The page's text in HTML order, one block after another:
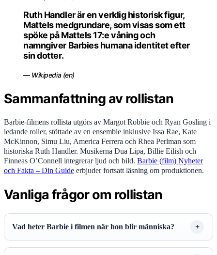
Ruth Handler är en verklig historisk figur,
Mattels medgrundare, som visas som ett
spöke på Mattels 17:e våning och
namngiver Barbies humana identitet efter
sin dotter.
— Wikipedia (en)
Sammanfattning av rollistan
Barbie-filmens rollista utgörs av Margot Robbie och Ryan Gosling i
ledande roller, stöttade av en ensemble inklusive Issa Rae, Kate
McKinnon, Simu Liu, America Ferrera och Rhea Perlman som
historiska Ruth Handler. Musikerna Dua Lipa, Billie Eilish och
Finneas O’Connell integrerar ljud och bild. Barbie (film) Nyheter
och Fakta – Din Guide erbjuder fortsatt läsning om produktionen.
Vanliga frågor om rollistan
Vad heter Barbie i filmen när hon blir människa?